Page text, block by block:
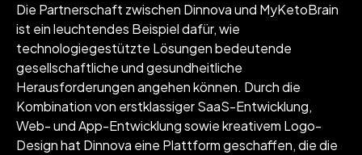
Die Partnerschaft zwischen Dinnova und MyKetoBrain
ist ein leuchtendes Beispiel dafür, wie
technologiegestützte Lösungen bedeutende
gesellschaftliche und gesundheitliche
Herausforderungen angehen können. Durch die
Kombination von erstklassiger SaaS-Entwicklung,
Web- und App-Entwicklung sowie kreativem Logo-
Design hat Dinnova eine Plattform geschaffen, die die